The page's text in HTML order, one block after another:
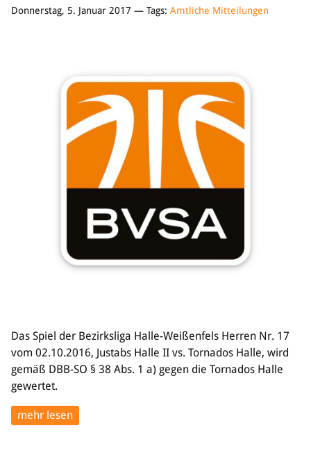
Donnerstag, 5. Januar 2017 — Tags: Amtliche Mitteilungen
Das Spiel der Bezirksliga Halle-Weißenfels Herren Nr. 17
vom 02.10.2016, Justabs Halle II vs. Tornados Halle, wird
gemäß DBB-SO § 38 Abs. 1 a) gegen die Tornados Halle
gewertet.
mehr lesen